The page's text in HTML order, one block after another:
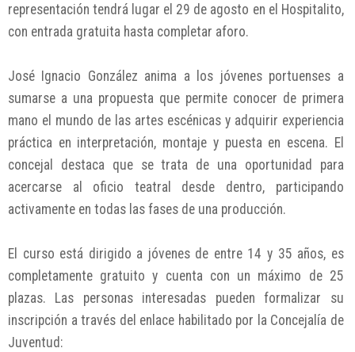
representación tendrá lugar el 29 de agosto en el Hospitalito,
con entrada gratuita hasta completar aforo.
José Ignacio González anima a los jóvenes portuenses a
sumarse a una propuesta que permite conocer de primera
mano el mundo de las artes escénicas y adquirir experiencia
práctica en interpretación, montaje y puesta en escena. El
concejal destaca que se trata de una oportunidad para
acercarse al oficio teatral desde dentro, participando
activamente en todas las fases de una producción.
El curso está dirigido a jóvenes de entre 14 y 35 años, es
completamente gratuito y cuenta con un máximo de 25
plazas. Las personas interesadas pueden formalizar su
inscripción a través del enlace habilitado por la Concejalía de
Juventud: